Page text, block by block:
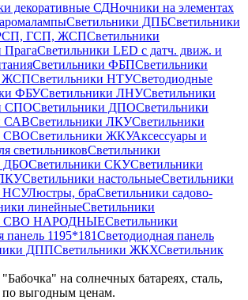
декоративные СДНочники на элементах
Светильники ДПБСветильники
РСП, ГСП, ЖСПСветильники
ПрагаСветильники LED с датч. движ. и
Светильники ФБПСветильники
ЖСПСветильники НТУСветодиодные
ФБУСветильники ЛНУСветильники
СПОСветильники ДПОСветильники
САВСветильники ЛКУСветильники
СВОСветильники ЖКУАксессуары и
светильниковСветильники
ДБОСветильники СКУСветильники
Светильники настольныеСветильники
НСУЛюстры, браСветильники садово-
линейныеСветильники
СВО НАРОДНЫЕСветильники
панель 1195*181Светодиодная панель
ДППСветильники ЖКХСветильник
на солнечных батареях, сталь,
по выгодным ценам.